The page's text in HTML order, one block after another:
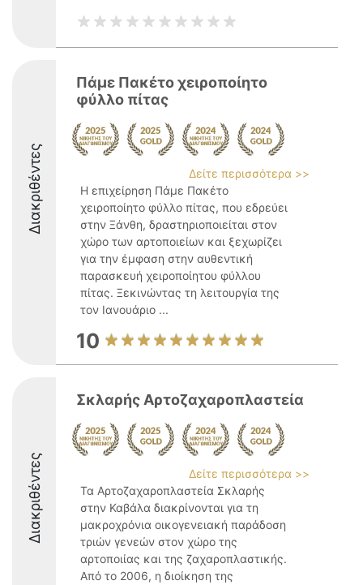
Διακριθέντες
Πάμε Πακέτο χειροποίητο
φύλλο πίτας
Δείτε περισσότερα >>
Η επιχείρηση Πάμε Πακέτο
χειροποίητο φύλλο πίτας, που εδρεύει
στην Ξάνθη, δραστηριοποιείται στον
χώρο των αρτοποιείων και ξεχωρίζει
για την έμφαση στην αυθεντική
παρασκευή χειροποίητου φύλλου
πίτας. Ξεκινώντας τη λειτουργία της
τον Ιανουάριο ...
10
Διακριθέντες
Σκλαρής Αρτοζαχαροπλαστεία
Δείτε περισσότερα >>
Τα Αρτοζαχαροπλαστεία Σκλαρής
στην Καβάλα διακρίνονται για τη
μακροχρόνια οικογενειακή παράδοση
τριών γενεών στον χώρο της
αρτοποιίας και της ζαχαροπλαστικής.
Από το 2006, η διοίκηση της